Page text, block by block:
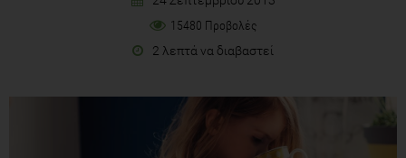
15480 Προβολές
2 λεπτά να διαβαστεί